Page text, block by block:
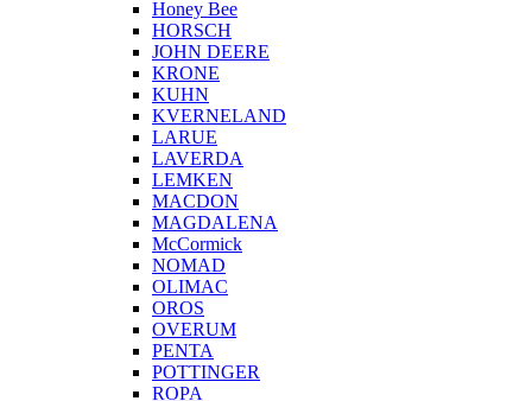
Honey Bee
HORSCH
JOHN DEERE
KRONE
KUHN
KVERNELAND
LARUE
LAVERDA
LEMKEN
MACDON
MAGDALENA
McCormick
NOMAD
OLIMAC
OROS
OVERUM
PENTA
POTTINGER
ROPA